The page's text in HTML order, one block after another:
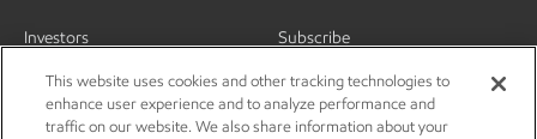
Investors Subscribe
This website uses cookies and other tracking technologies to
enhance user experience and to analyze performance and
traffic on our website. We also share information about your